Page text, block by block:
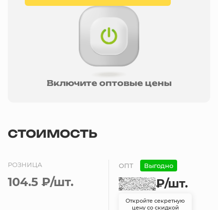
Включите оптовые цены
СТОИМОСТЬ
РОЗНИЦА
104.5 ₽/шт.
ОПТ Выгодно
₽/шт.
Откройте секретную
цену со скидкой